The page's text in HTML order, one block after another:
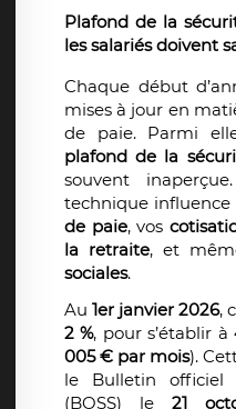
Plafond de la
les salariés doivent
Chaque début
mises à jour en
de paie. Parmi
plafond de la
souvent
technique
de paie, vos
la retraite, et
sociales.
Au 1er janvier 2026,
2 %, pour s’établir à
005 € par mois).
le Bulletin officiel
(BOSS) le 21